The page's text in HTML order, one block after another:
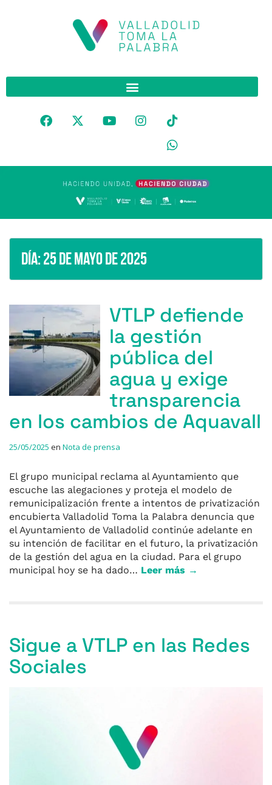
Día:25 de mayo de 2025
VTLP defiende
la gestión
pública del
agua y exige
transparencia
en los cambios de Aquavall
25/05/2025 en Nota de prensa
El grupo municipal reclama al Ayuntamiento que
escuche las alegaciones y proteja el modelo de
remunicipalización frente a intentos de privatización
encubierta Valladolid Toma la Palabra denuncia que
el Ayuntamiento de Valladolid continúe adelante en
su intención de facilitar en el futuro, la privatización
de la gestión del agua en la ciudad. Para el grupo
municipal hoy se ha dado… Leer más →
Sigue a VTLP en las Redes
Sociales